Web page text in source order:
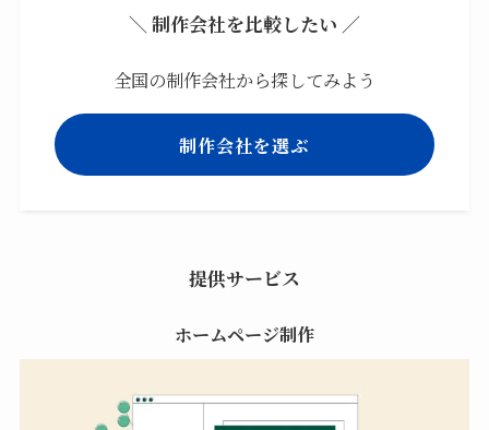
＼ 制作会社を比較したい ／
全国の制作会社から探してみよう
制作会社を選ぶ
提供サービス
ホームページ制作